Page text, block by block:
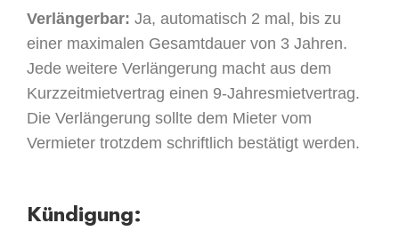
Verlängerbar: Ja, automatisch 2 mal, bis zu
einer maximalen Gesamtdauer von 3 Jahren.
Jede weitere Verlängerung macht aus dem
Kurzzeitmietvertrag einen 9-Jahresmietvertrag.
Die Verlängerung sollte dem Mieter vom
Vermieter trotzdem schriftlich bestätigt werden.
Kündigung: